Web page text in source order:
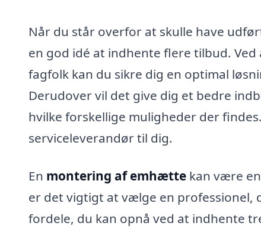
Når du står overfor at skulle have
en god idé at indhente flere tilbud.
fagfolk kan du sikre dig en optimal
Derudover vil det give dig et bedre
hvilke forskellige muligheder der
serviceleverandør til dig.
En montering af emhætte kan være
er det vigtigt at vælge en professionel,
fordele, du kan opnå ved at indhente